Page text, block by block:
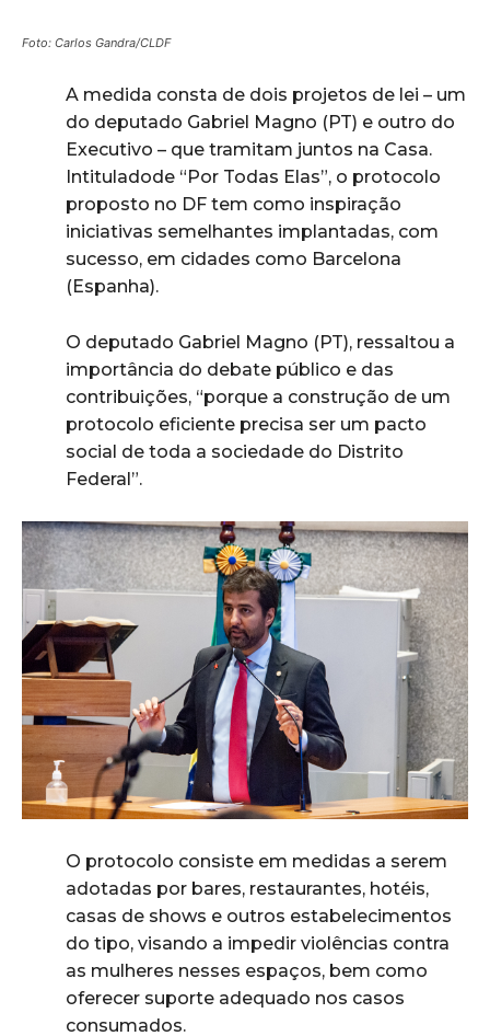
Foto: Carlos Gandra/CLDF
A medida consta de dois projetos de lei – um
do deputado Gabriel Magno (PT) e outro do
Executivo – que tramitam juntos na Casa.
Intituladode “Por Todas Elas”, o protocolo
proposto no DF tem como inspiração
iniciativas semelhantes implantadas, com
sucesso, em cidades como Barcelona
(Espanha).
O deputado Gabriel Magno (PT), ressaltou a
importância do debate público e das
contribuições, “porque a construção de um
protocolo eficiente precisa ser um pacto
social de toda a sociedade do Distrito
Federal”.
O protocolo consiste em medidas a serem
adotadas por bares, restaurantes, hotéis,
casas de shows e outros estabelecimentos
do tipo, visando a impedir violências contra
as mulheres nesses espaços, bem como
oferecer suporte adequado nos casos
consumados.